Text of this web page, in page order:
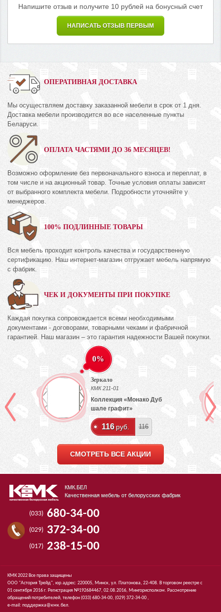
Напишите отзыв и получите 10 рублей на бонусный счет
НАПИСАТЬ ОТЗЫВ ПЕРВЫМ
ОПЕРАТИВНАЯ ДОСТАВКА
Мы осуществляем доставку заказанной мебели в срок от 1 дня.
Доставка мебели производится во все населенные пункты
Беларуси.
ОПЛАТА ЧАСТЯМИ ДО 36 МЕСЯЦЕВ!
Возможно оформление без первоначального взноса и переплат, в
том числе и на акционный товар. Точные условия оплаты зависят
от выбранного комплекта мебели. Подробности уточняйте у
менеджеров.
100% ПОДЛИННЫЕ ТОВАРЫ
Вся мебель проходит контроль качества и государственную
сертификацию. Наш интернет-магазин отгружает мебель напрямую
с фабрик.
ЧЕК И ДОКУМЕНТЫ ПРИ ПОКУПКЕ
Каждая покупка сопровождается всеми необходимыми
документами - договорами, товарными чеками и фабричной
гарантией. Наш магазин – это гарантия надежности Вашей покупки.
0%
Зеркало
КМК 211-01
Коллекция «Монако Дуб
шале графит»
116 руб. 116
СМОТРЕТЬ ВСЕ АКЦИИ
КМК.БЕЛ
Качественная мебель от белорусских фабрик
(033) 680-34-00
(029) 372-34-00
(017) 238-15-00
КМК 2022 Все права защищены
ООО "Астория Трейд", юр.адрес: 220005, Минск, ул. Платонова, 22-408. В торговом реестре с
01 сентября 2016 г. Регистрация №192684467, 02.08.2016, Мингорисполком. Рассмотрение
обращений потребителей, телефон(033)680-34-00, (029)372-34-00 ,
e-mail: поддержка@кмк.бел.